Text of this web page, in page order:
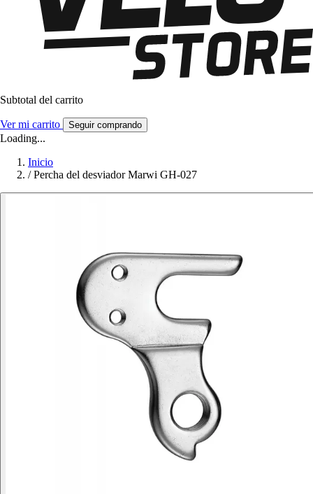
Subtotal del carrito
Ver mi carrito Seguir comprando
Loading...
Inicio
/ Percha del desviador Marwi GH-027